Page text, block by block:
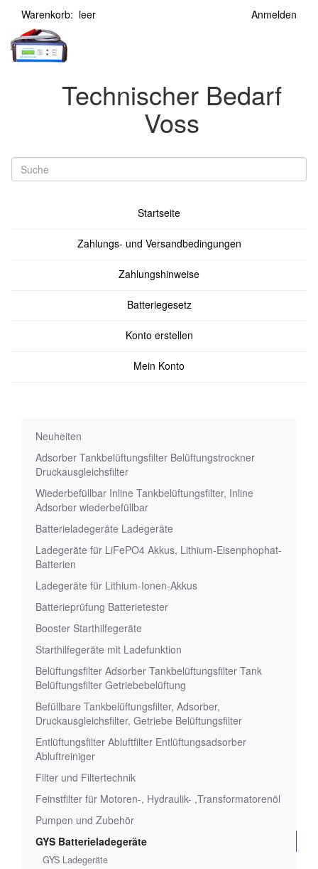
Warenkorb: leer Anmelden
Technischer Bedarf
Voss
Startseite
Zahlungs- und Versandbedingungen
Zahlungshinweise
Batteriegesetz
Konto erstellen
Mein Konto
Neuheiten
Adsorber Tankbelüftungsfilter Belüftungstrockner
Druckausgleichsfilter
Wiederbefüllbar Inline Tankbelüftungsfilter, Inline
Adsorber wiederbefüllbar
Batterieladegeräte Ladegeräte
Ladegeräte für LiFePO4 Akkus, Lithium-Eisenphophat-
Batterien
Ladegeräte für Lithium-Ionen-Akkus
Batterieprüfung Batterietester
Booster Starthilfegeräte
Starthilfegeräte mit Ladefunktion
Belüftungsfilter Adsorber Tankbelüftungsfilter Tank
Belüftungsfilter Getriebebelüftung
Befüllbare Tankbelüftungsfilter, Adsorber,
Druckausgleichsfilter, Getriebe Belüftungsfilter
Entlüftungsfilter Abluftfilter Entlüftungsadsorber
Abluftreiniger
Filter und Filtertechnik
Feinstfilter für Motoren-, Hydraulik- ,Transformatorenöl
Pumpen und Zubehör
GYS Batterieladegeräte
GYS Ladegeräte